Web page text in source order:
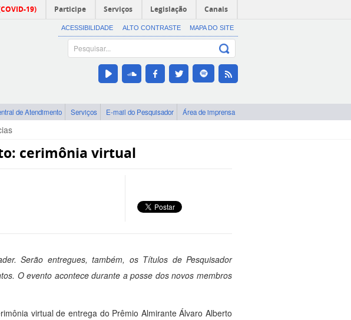
19) Participe Serviços Legislação Canais
ACESSIBILIDADE ALTO CONTRASTE MAPA DO SITE
de Atendimento Serviços E-mail do Pesquisador Área de imprensa
cerimônia virtual
Serão entregues, também, os Títulos de Pesquisador
O evento acontece durante a posse dos novos membros
virtual de entrega do Prêmio Almirante Álvaro Alberto